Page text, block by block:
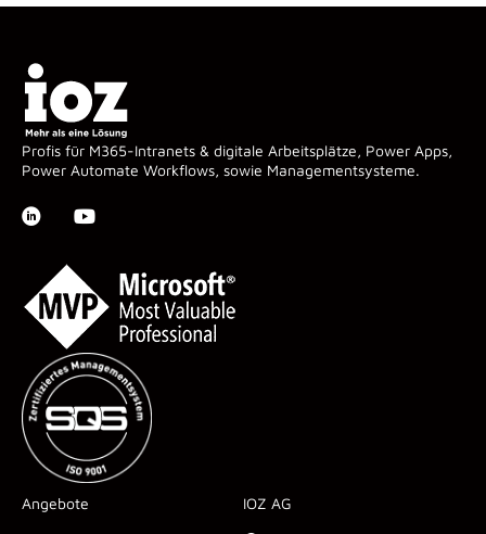
Profis für M365-Intranets & digitale Arbeitsplätze, Power Apps,
Power Automate Workflows, sowie Managementsysteme.
Angebote IOZ AG